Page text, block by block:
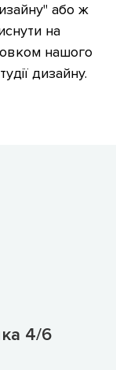
або ж
на
нашого
дизайну.
4/6